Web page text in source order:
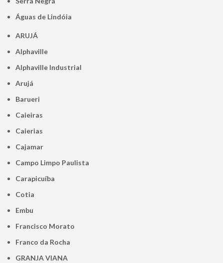
Águas de Lindóia
ARUJÁ
Alphaville
Alphaville Industrial
Arujá
Barueri
Caieiras
Caierias
Cajamar
Campo Limpo Paulista
Carapicuíba
Cotia
Embu
Francisco Morato
Franco da Rocha
GRANJA VIANA